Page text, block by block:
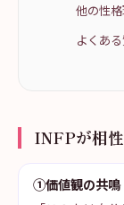
他の性
よくある
INFPが相
①価値観の共鳴